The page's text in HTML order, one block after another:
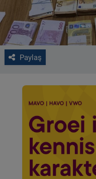
Paylaş
Çerez Politikası